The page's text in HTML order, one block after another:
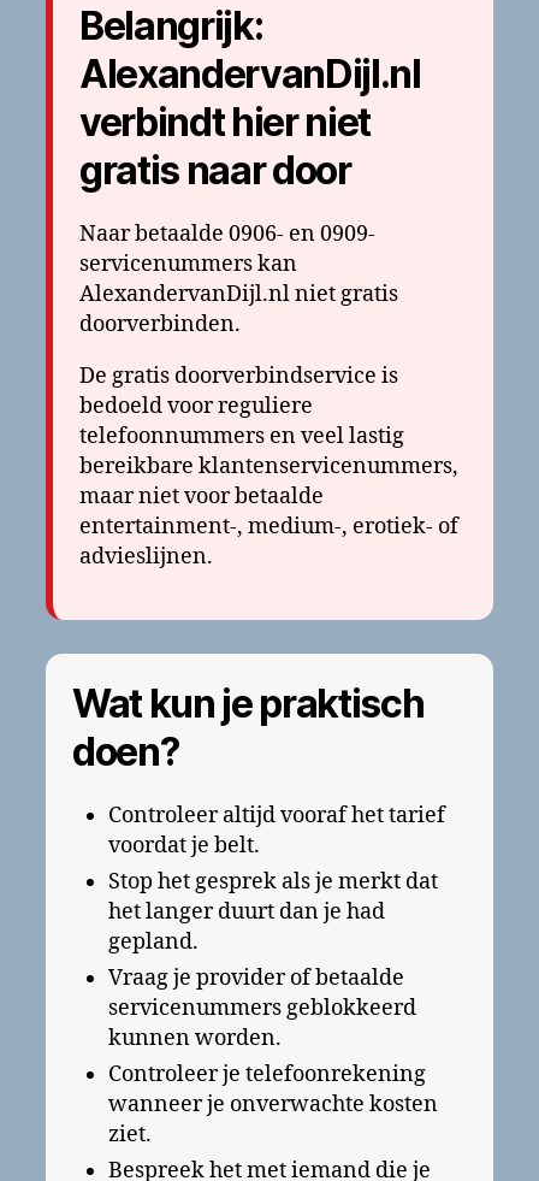
Belangrijk:
AlexandervanDijl.nl
verbindt hier niet
gratis naar door
Naar betaalde 0906- en 0909-
servicenummers kan
AlexandervanDijl.nl niet gratis
doorverbinden.
De gratis doorverbindservice is
bedoeld voor reguliere
telefoonnummers en veel lastig
bereikbare klantenservicenummers,
maar niet voor betaalde
entertainment-, medium-, erotiek- of
advieslijnen.
Wat kun je praktisch
doen?
Controleer altijd vooraf het tarief
voordat je belt.
Stop het gesprek als je merkt dat
het langer duurt dan je had
gepland.
Vraag je provider of betaalde
servicenummers geblokkeerd
kunnen worden.
Controleer je telefoonrekening
wanneer je onverwachte kosten
ziet.
Bespreek het met iemand die je